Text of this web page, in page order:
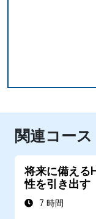
関連コース
将来に備える
性を引き出す
7 時間